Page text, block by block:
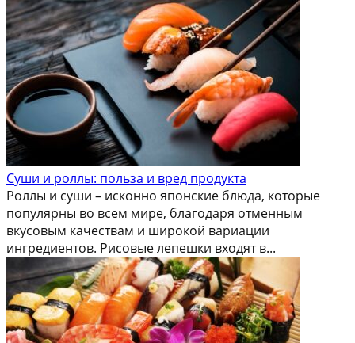
Суши и роллы: польза и вред продукта
Роллы и суши – исконно японские блюда, которые
популярны во всем мире, благодаря отменным
вкусовым качествам и широкой вариации
ингредиентов. Рисовые лепешки входят в...